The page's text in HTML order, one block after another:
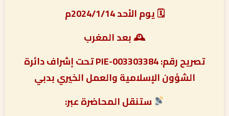
🗓 يوم الأحد 2024/1/14م
🕰 بعد المغرب
تصريح رقم: PIE-003303384 تحت إشراف دائرة
الشؤون الإسلامية والعمل الخيري بدبي
ستنقل المحاضرة عبر: